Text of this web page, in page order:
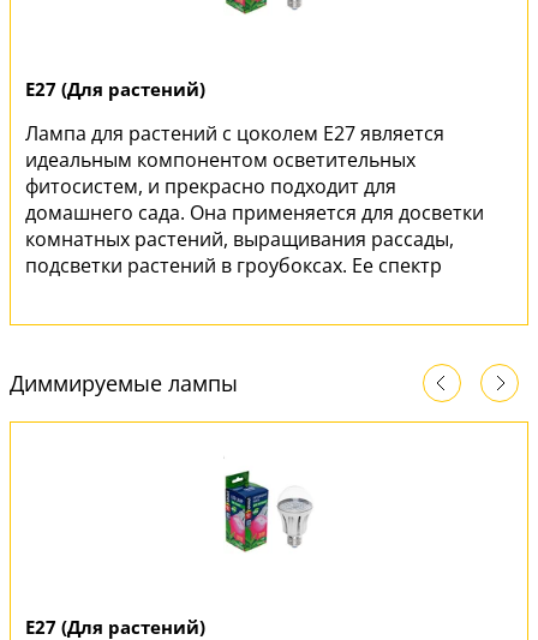
E27 (Для растений)
Лампа для растений с цоколем E27 является
идеальным компонентом осветительных
фитосистем, и прекрасно подходит для
домашнего сада. Она применяется для досветки
комнатных растений, выращивания рассады,
подсветки растений в гроубоксах. Ее спектр
синего излучения, универсален при
взрослых, что делает эту лампу максимально
эффективной.
Диммируемые лампы
E27 (Для растений)